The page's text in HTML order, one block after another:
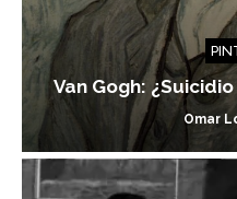
Van Gogh:
Omar